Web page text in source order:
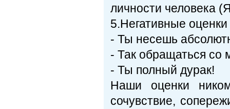
личности человека
5.Негативные
- Ты несешь
- Так обращаться со
- Ты полный дурак!
Наши оценки
сочувствие,